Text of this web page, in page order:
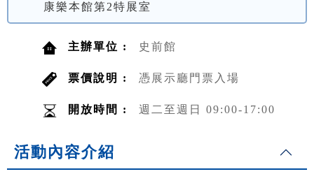
康樂本館第2特展室
主辦單位 : 史前館
票價說明 : 憑展示廳門票入場
開放時間 : 週二至週日 09:00-17:00
活動內容介紹